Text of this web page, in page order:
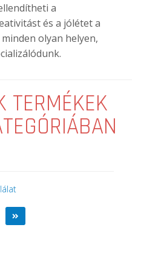
a
és a jólétet a
olyan helyen,
TERMÉKEK